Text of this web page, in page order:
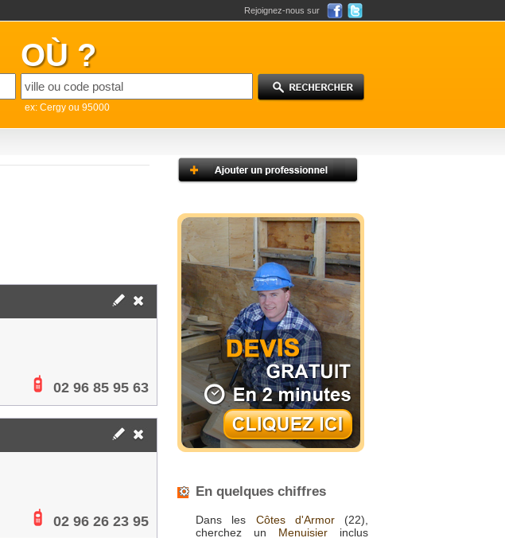
Rejoignez-nous sur
OÙ ?
ex: Cergy ou 95000
02 96 85 95 63
02 96 26 23 95
En quelques chiffres
Dans les Côtes d'Armor(22),
cherchez un Menuisier inclus